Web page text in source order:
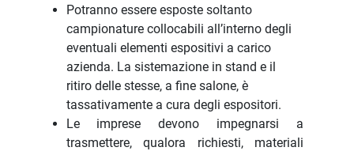
Potranno essere esposte soltanto
campionature collocabili all’interno degli
eventuali elementi espositivi a carico
azienda. La sistemazione in stand e il
ritiro delle stesse, a fine salone, è
tassativamente a cura degli espositori.
Le imprese devono impegnarsi a
trasmettere, qualora richiesti, materiali